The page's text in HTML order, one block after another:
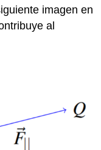
imagen en
al